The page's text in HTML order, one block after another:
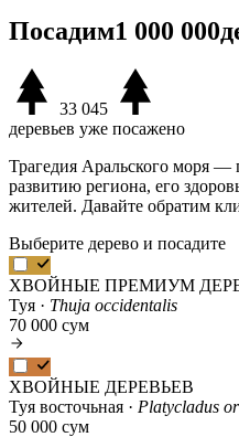
Посадим1 000 000
33 045
деревьев уже посажено
Трагедия Аральского моря —
развитию региона, его
жителей. Давайте обратим
Выберите дерево и посадите
ХВОЙНЫЕ ПРЕМИУМ
Туя · Thuja occidentalis
70 000 сум
ХВОЙНЫЕ ДЕРЕВЬЕВ
Туя восточьная · Platycladus
50 000 сум